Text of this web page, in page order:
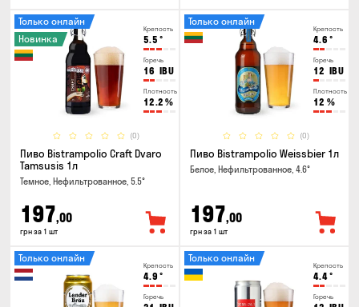
Крепость
5.5 °
Горечь
16 IBU
Плотность
12.2 %
(0)
Только онлайн
Новинка
Пиво Bistrampolio Craft Dvaro
Tamsusis 1л
Темное, Нефильтрованное, 5.5°
197,00
грн за 1 шт
Крепость
4.6 °
Горечь
12 IBU
Плотность
12 %
(0)
Только онлайн
Пиво Bistrampolio Weissbier 1л
Белое, Нефильтрованное, 4.6°
197,00
грн за 1 шт
Крепость
4.9 °
Горечь
Только онлайн
Крепость
4.4°
Горечь
Только онлайн